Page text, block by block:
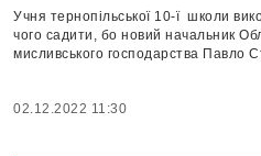
Учня тернопільської 10-ї школи
чого садити, бо новий начальник
мисливського господарства Павло
02.12.2022 11:30